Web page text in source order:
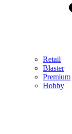
Retail
Blaster
Premium
Hobby